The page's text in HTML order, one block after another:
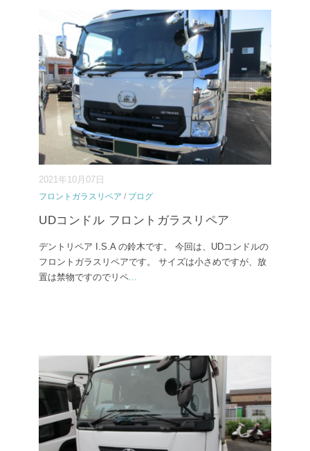
2021年10月07日
フロントガラスリペア / ブログ
UDコンドル フロントガラスリペア
デントリペア I.S.A の鈴木です。 今回は、UDコンドルの
フロントガラスリペアです。 サイズは小さめですが、放
置は禁物ですのでリペ...